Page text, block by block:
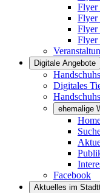
Flyer
Flyer
Flyer
Flyer
Digitale Angebote
Digitales
ehemalige
Facebook
Aktuelles im